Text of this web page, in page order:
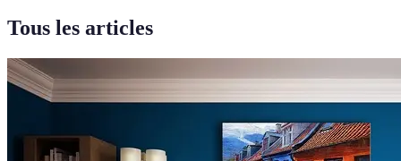
Tous les articles